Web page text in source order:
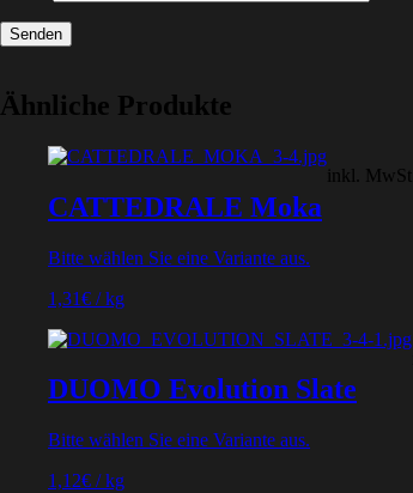
Ähnliche Produkte
CATTEDRALE Moka
Bitte wählen Sie eine Variante aus.
1,31€ /kg
inkl. MwSt.
DUOMO Evolution Slate
Bitte wählen Sie eine Variante aus.
1,12€ /kg